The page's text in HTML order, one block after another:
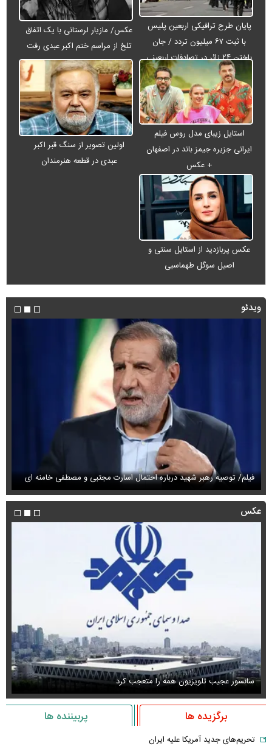
پایان طرح ترافیکی اربعین پلیس
با ثبت ۶۷ میلیون تردد / جان
باختن ۲۴ زائر در تصادفات اربعینی
عکس/ مازیار لرستانی با یک اتفاق
تلخ از مراسم ختم اکبر عبدی رفت
استایل زیبای مدل روس فیلم
ایرانی جزیره جیمز باند در اصفهان
+ عکس
اولین تصویر از سنگ قبر اکبر
عبدی در قطعه هنرمندان
عکس پربازدید از استایل سنتی و
اصیل سوگل طهماسبی
ویدئو
فیلم/ توصیه رهبر شهید درباره احتمال اسارت مجتبی و مصطفی خامنه ای
عکس
سانسور عجیب تلویزیون همه را متعجب کرد
برگزیده ها پربیننده ها
تحریم‌های جدید آمریکا علیه ایران